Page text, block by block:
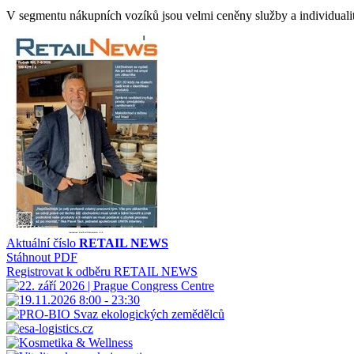
V segmentu nákupních vozíků jsou velmi ceněny služby a
Aktuální číslo RETAIL NEWS
Stáhnout PDF
Registrovat k odběru RETAIL NEWS